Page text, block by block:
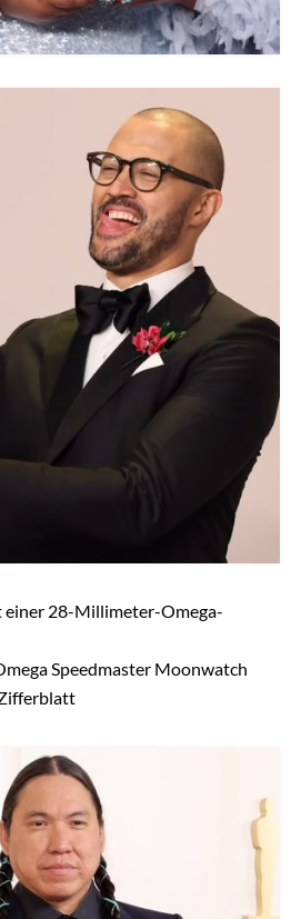
einer 28-Millimeter-Omega-
Speedmaster Moonwatch